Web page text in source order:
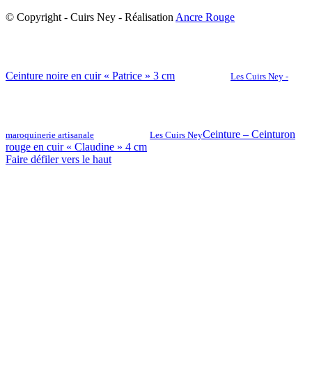
© Copyright - Cuirs Ney - Réalisation Ancre Rouge
Ceinture noire en cuir « Patrice » 3 cm Les Cuirs Ney -
maroquinerie artisanale Les Cuirs NeyCeinture – Ceinturon
rouge en cuir « Claudine » 4 cm
Faire défiler vers le haut